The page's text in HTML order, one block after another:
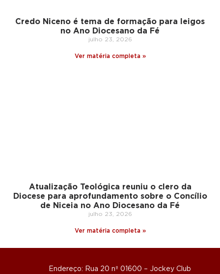
Credo Niceno é tema de formação para leigos
no Ano Diocesano da Fé
julho 23, 2026
Ver matéria completa »
Atualização Teológica reuniu o clero da
Diocese para aprofundamento sobre o Concílio
de Niceia no Ano Diocesano da Fé
julho 23, 2026
Ver matéria completa »
Endereço: Rua 20 nº 01600 – Jockey Club